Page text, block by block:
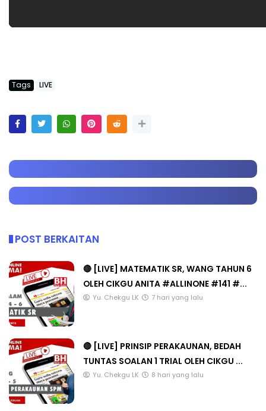
Tags LIVE
POST BERKAITAN
🔴 [LIVE] MATEMATIK SR, WANG TAHUN 6
OLEH CIKGU ANITA #ALLINONE #141 #...
Yu. Chekgu LK 7 hari yang lalu
🔴 [LIVE] PRINSIP PERAKAUNAN, BEDAH
TUNTAS SOALAN 1 TRIAL OLEH CIKGU ...
Yu. Chekgu LK 8 hari yang lalu